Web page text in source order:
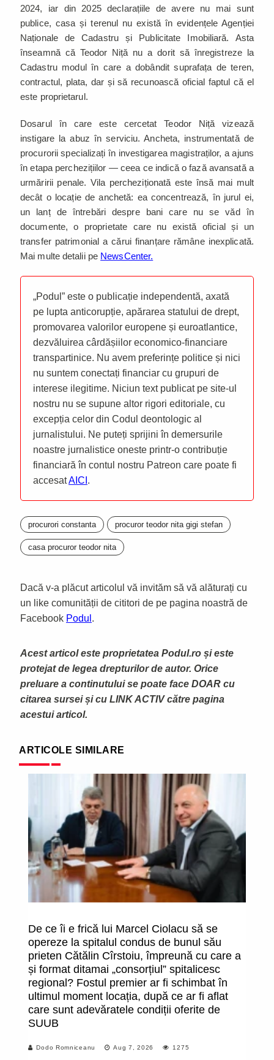
2024, iar din 2025 declarațiile de avere nu mai sunt
publice, casa și terenul nu există în evidențele Agenției
Naționale de Cadastru și Publicitate Imobiliară. Asta
înseamnă că Teodor Niță nu a dorit să înregistreze la
Cadastru modul în care a dobândit suprafața de teren,
contractul, plata, dar și să recunoască oficial faptul că el
este proprietarul.
Dosarul în care este cercetat Teodor Niță vizează
instigare la abuz în serviciu. Ancheta, instrumentată de
procurorii specializați în investigarea magistraților, a ajuns
în etapa perchezițiilor — ceea ce indică o fază avansată a
urmăririi penale. Vila percheziționată este însă mai mult
decât o locație de anchetă: ea concentrează, în jurul ei,
un lanț de întrebări despre bani care nu se văd în
documente, o proprietate care nu există oficial și un
transfer patrimonial a cărui finanțare rămâne inexplicată.
Mai multe detalii pe NewsCenter.
„Podul” este o publicație independentă, axată
pe lupta anticorupție, apărarea statului de drept,
promovarea valorilor europene și euroatlantice,
dezvăluirea cârdășiilor economico-financiare
transpartinice. Nu avem preferințe politice și nici
nu suntem conectați financiar cu grupuri de
interese ilegitime. Niciun text publicat pe site-ul
nostru nu se supune altor rigori editoriale, cu
excepția celor din Codul deontologic al
jurnalistului. Ne puteți sprijini în demersurile
noastre jurnalistice oneste printr-o contribuție
financiară în contul nostru Patreon care poate fi
accesatAICI .
procurori constanta procuror teodor nita gigi stefan
casa procuror teodor nita
Dacă v-a plăcut articolul vă invităm să vă alăturați cu
un like comunității de cititori de pe pagina noastră de
Facebook Podul .
Acest articol este proprietatea Podul.ro și este
protejat de legea drepturilor de autor. Orice
preluare a continutului se poate face DOAR cu
citarea sursei și cu LINK ACTIV către pagina
acestui articol.
ARTICOLE SIMILARE
De ce îi e frică lui Marcel Ciolacu să se
opereze la spitalul condus de bunul său
prieten Cătălin Cîrstoiu, împreună cu care a
și format ditamai „consorțiul” spitalicesc
regional? Fostul premier ar fi schimbat în
ultimul moment locația, după ce ar fi aflat
care sunt adevăratele condiții oferite de
SUUB
Dodo Romniceanu Aug 7, 2026 1275